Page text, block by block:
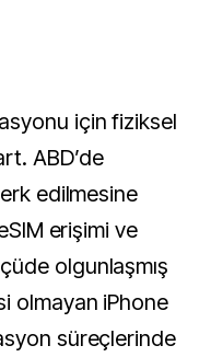
için fiziksel
ABD’de
edilmesine
erişimi ve
olgunlaşmış
olmayan iPhone
süreçlerinde